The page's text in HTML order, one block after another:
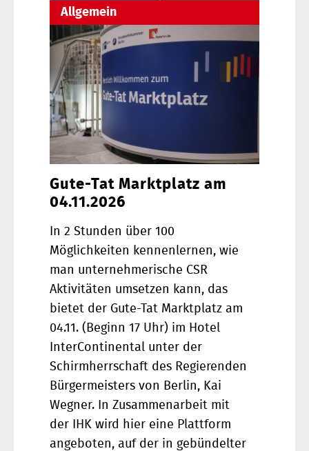
Allgemein
Gute-Tat Marktplatz am
04.11.2026
In 2 Stunden über 100
Möglichkeiten kennenlernen, wie
man unternehmerische CSR
Aktivitäten umsetzen kann, das
bietet der Gute-Tat Marktplatz am
04.11. (Beginn 17 Uhr) im Hotel
InterContinental unter der
Schirmherrschaft des Regierenden
Bürgermeisters von Berlin, Kai
Wegner. In Zusammenarbeit mit
der IHK wird hier eine Plattform
angeboten, auf der in gebündelter